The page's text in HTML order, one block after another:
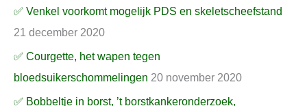
✅ Venkel voorkomt mogelijk PDS en skeletscheefstand
21 december 2020
✅ Courgette, het wapen tegen
bloedsuikerschommelingen 20 november 2020
✅ Bobbeltje in borst, ’t borstkankeronderzoek,